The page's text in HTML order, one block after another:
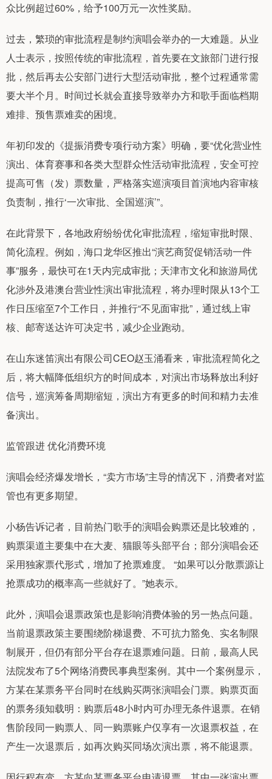
众比例超过60%，给予100万元一次性奖励。
过去，繁琐的审批流程是制约演唱会举办的一大难题。从业
人士表示，按照传统的审批流程，首先要在文旅部门进行报
批，然后再去公安部门进行大型活动审批，整个过程通常需
要大半个月。时间过长就会直接导致举办方和歌手面临档期
难排、预售票难卖的困境。
年初印发的《提振消费专项行动方案》明确，要“优化营业性
演出、体育赛事和各类大型群众性活动审批流程，安全可控
提高可售（发）票数量，严格落实巡演项目首演地内容审核
负责制，推行‘一次审批、全国巡演’”。
在此背景下，各地政府纷纷优化审批流程，缩短审批时限、
简化流程。例如，海口龙华区推出“演艺商贸促销活动一件
事”服务，最快可在1天内完成审批；天津市文化和旅游局优
化涉外及港澳台营业性演出审批流程，将办理时限从13个工
作日压缩至7个工作日，并推行“不见面审批”，通过线上审
核、邮寄送达许可决定书，减少企业跑动。
在山东迷笛演出有限公司CEO赵玉涌看来，审批流程简化之
后，将大幅降低组织方的时间成本，对演出市场释放出利好
信号，巡演筹备周期缩短，演出方有更多的时间和精力去准
备演出。
监管跟进 优化消费环境
演唱会经济爆发增长，“卖方市场”主导的情况下，消费者对监
管也有更多期望。
小杨告诉记者，目前热门歌手的演唱会购票还是比较难的，
购票渠道主要集中在大麦、猫眼等头部平台；部分演唱会还
采用独家票代形式，增加了抢票难度。 “如果可以分散票源让
抢票成功的概率高一些就好了。”她表示。
此外，演唱会退票政策也是影响消费体验的另一热点问题。
当前退票政策主要围绕阶梯退费、不可抗力豁免、实名制限
制展开，但仍有部分平台存在退票难问题。日前，最高人民
法院发布了5个网络消费民事典型案例。其中一个案例显示，
方某在某票务平台同时在线购买两张演唱会门票。购票页面
的票务须知载明：购票后48小时内可办理无条件退票。在销
售阶段同一购票人、同一购票账户仅享有一次退票权益，在
产生一次退票后，如再次购买同场次演出票，将不能退票。